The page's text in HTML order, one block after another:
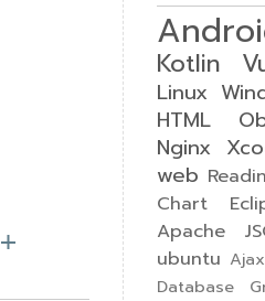
Kotlin
Linux
HTML
Nginx
web
Chart
Apache
ubuntu Ajax
Database